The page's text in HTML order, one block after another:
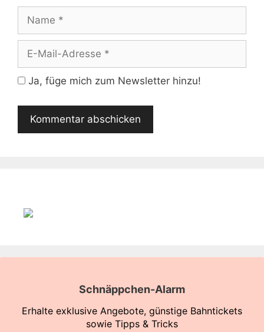
Name
Adresse
Ja, füge mich zum Newsletter hinzu!
Schnäppchen-Alarm
Erhalte exklusive Angebote, günstige Bahntickets
sowie Tipps & Tricks